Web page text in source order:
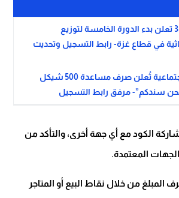
الفارس الشهم 3 تعلن بدء الدورة الخامسة لتوزيع
في قطاع غزة- رابط التسجيل وتحديث
وزارة التنمية الاجتماعية تُعلن صرف مساعدة 500 شيكل
سندكم”- مرفق رابط التسجيل
الكود مع أي جهة أخرى، والتأكد من
المعتمدة.
المبلغ من خلال نقاط البيع أو المتاجر